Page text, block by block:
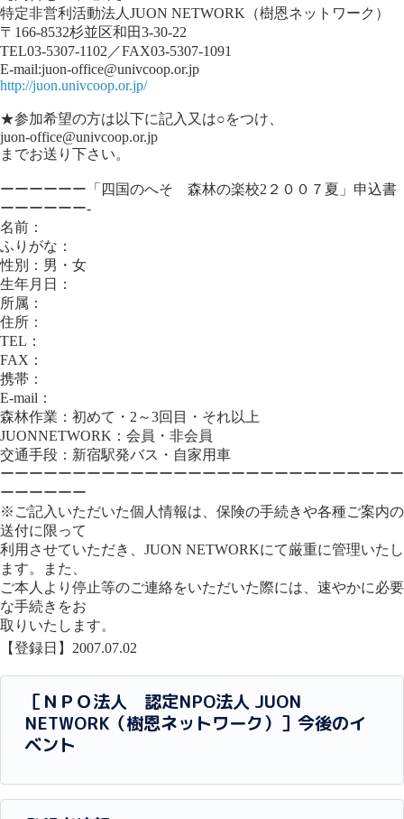
特定非営利活動法人JUON NETWORK（樹恩ネットワーク）
〒166-8532杉並区和田3-30-22
TEL03-5307-1102／FAX03-5307-1091
E-mail:juon-office@univcoop.or.jp
http://juon.univcoop.or.jp/
★参加希望の方は以下に記入又は○をつけ、
juon-office@univcoop.or.jp
までお送り下さい。
ーーーーーー「四国のへそ 森林の楽校2２００７夏」申込書
ーーーーーー-
名前：
ふりがな：
性別：男・女
生年月日：
所属：
住所：
TEL：
FAX：
携帯：
E-mail：
森林作業：初めて・2～3回目・それ以上
JUONNETWORK：会員・非会員
交通手段：新宿駅発バス・自家用車
ーーーーーーーーーーーーーーーーーーーーーーーーーーーー
ーーーーーー
※ご記入いただいた個人情報は、保険の手続きや各種ご案内の
送付に限って
利用させていただき、JUON NETWORKにて厳重に管理いたし
ます。また、
ご本人より停止等のご連絡をいただいた際には、速やかに必要
な手続きをお
取りいたします。
【登録日】2007.07.02
［ＮＰＯ法人 認定NPO法人 JUON
NETWORK（樹恩ネットワーク）］今後のイ
ベント